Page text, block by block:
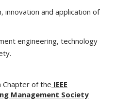
innovation and application of
engineering, technology
Chapter of the IEEE
Management Society